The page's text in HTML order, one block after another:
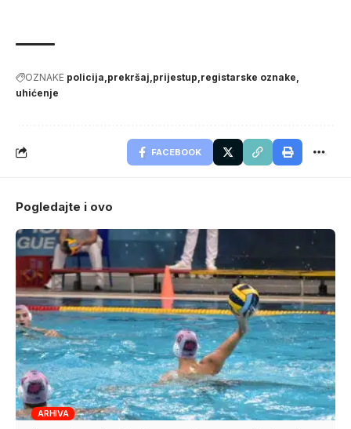
OZNAKE policija prekršaj prijestup registarske oznake
uhićenje
FACEBOOK
Pogledajte i ovo
ARHIVA